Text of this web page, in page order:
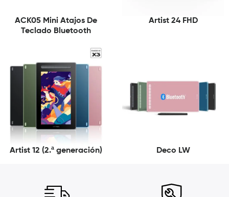
ACK05 Mini Atajos De
Teclado Bluetooth
Artist 24 FHD
Artist 12 (2.ª generación) Deco LW